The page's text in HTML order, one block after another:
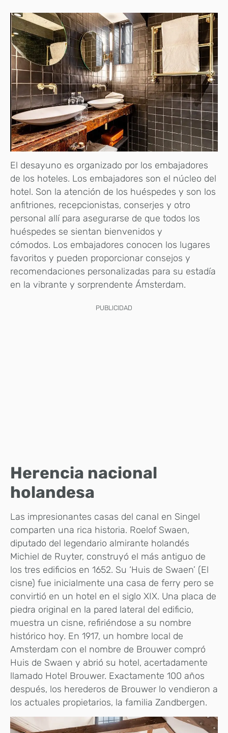
El desayuno es organizado por los embajadores
de los hoteles. Los embajadores son el núcleo del
hotel. Son la atención de los huéspedes y son los
anfitriones, recepcionistas, conserjes y otro
personal allí para asegurarse de que todos los
huéspedes se sientan bienvenidos y
cómodos. Los embajadores conocen los lugares
favoritos y pueden proporcionar consejos y
recomendaciones personalizadas para su estadía
en la vibrante y sorprendente Ámsterdam.
PUBLICIDAD
Herencia nacional
holandesa
Las impresionantes casas del canal en Singel
comparten una rica historia. Roelof Swaen,
diputado del legendario almirante holandés
Michiel de Ruyter, construyó el más antiguo de
los tres edificios en 1652. Su ‘Huis de Swaen’ (El
cisne) fue inicialmente una casa de ferry pero se
convirtió en un hotel en el siglo XIX. Una placa de
piedra original en la pared lateral del edificio,
muestra un cisne, refiriéndose a su nombre
histórico hoy. En 1917, un hombre local de
Amsterdam con el nombre de Brouwer compró
Huis de Swaen y abrió su hotel, acertadamente
llamado Hotel Brouwer. Exactamente 100 años
después, los herederos de Brouwer lo vendieron a
los actuales propietarios, la familia Zandbergen.